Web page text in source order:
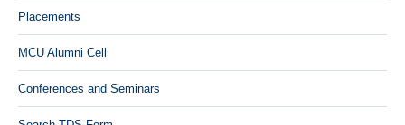
Placements
MCU Alumni Cell
Conferences and Seminars